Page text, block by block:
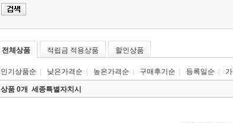
전체상품 적립금 적용상품 할인상품
인기상품순 낮은가격순 높은가격순 구매후기순 등록일순
상품 0개 세종특별자치시